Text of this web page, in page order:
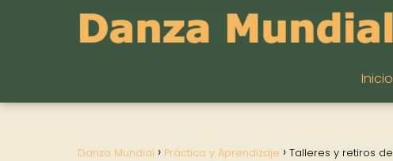
Inicio
Danza Mundial Práctica y Aprendizaje Talleres y retiros